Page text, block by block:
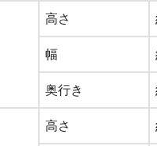
高さ
幅
奥行き
高さ